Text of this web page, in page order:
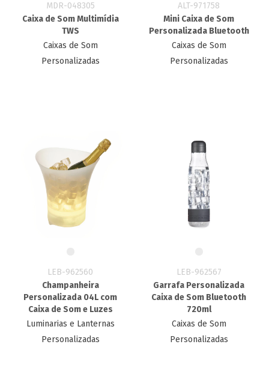
MDR-048305
Caixa de Som Multimídia
TWS
Caixas de Som
Personalizadas
ALT-971758
Mini Caixa de Som
Personalizada Bluetooth
Caixas de Som
Personalizadas
LEB-962560
Champanheira
Personalizada 04L com
Caixa de Som e Luzes
Luminarias e Lanternas
Personalizadas
LEB-962567
Garrafa Personalizada
Caixa de Som Bluetooth
720ml
Caixas de Som
Personalizadas